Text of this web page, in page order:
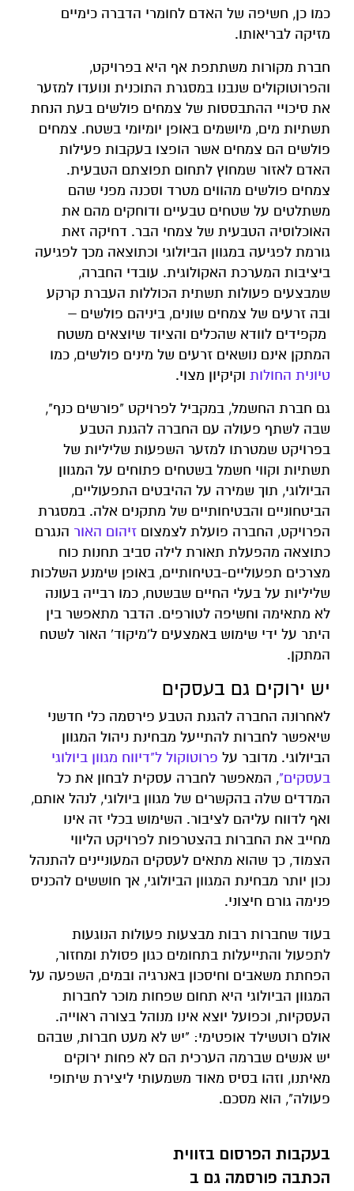
כמו כן, חשיפה של האדם לחומרי הדברה כימיים
מזיקה לבריאותו.
חברת מקורות משתתפת אף היא בפרויקט,
והפרוטוקולים שנבנו במסגרת התוכנית ונועדו למזער
את סיכויי ההתבססות של צמחים פולשים בעת הנחת
תשתיות מים, מיושמים באופן יומיומי בשטח. צמחים
פולשים הם צמחים אשר הופצו בעקבות פעילות
האדם לאזור שמחוץ לתחום תפוצתם הטבעית.
צמחים פולשים מהווים מטרד וסכנה מפני שהם
משתלטים על שטחים טבעיים ודוחקים מהם את
האוכלוסיה הטבעית של צמחי הבר. דחיקה זאת
גורמת לפגיעה במגוון הביולוגי וכתוצאה מכך לפגיעה
ביציבות המערכת האקולוגית. עובדי החברה,
שמבצעים פעולות תשתית הכוללות העברת קרקע
ובה זרעים של צמחים שונים, ביניהם פולשים –
מקפידים לוודא שהכלים והציוד שיוצאים משטח
המתקן אינם נושאים זרעים של מינים פולשים, כמו
טיונית החולות וקיקיון מצוי.
גם חברת החשמל, במקביל לפרויקט "פורשים כנף",
שבה לשתף פעולה עם החברה להגנת הטבע
בפרויקט שמטרתו למזער השפעות שליליות של
תשתיות וקווי חשמל בשטחים פתוחים על המגוון
הביולוגי, תוך שמירה על ההיבטים התפעוליים,
הביטחוניים והבטיחותיים של מתקנים אלה. במסגרת
הפרויקט, החברה פועלת לצמצום זיהום האור הנגרם
כתוצאה מהפעלת תאורת לילה סביב תחנות כוח
מצרכים תפעוליים-בטיחותיים, באופן שימנע השלכות
שליליות על בעלי החיים שבשטח, כמו רבייה בעונה
לא מתאימה וחשיפה לטורפים. הדבר מתאפשר בין
היתר על ידי שימוש באמצעים ל'מיקוד' האור לשטח
המתקן.
יש ירוקים גם בעסקים
לאחרונה החברה להגנת הטבע פירסמה כלי חדשני
שיאפשר לחברות להתייעל מבחינת ניהול המגוון
הביולוגי. מדובר על פרוטוקול ל"דיווח מגוון ביולוגי
בעסקים", המאפשר לחברה עסקית לבחון את כל
המדדים שלה בהקשרים של מגוון ביולוגי, לנהל אותם,
ואף לדווח עליהם לציבור. השימוש בכלי זה אינו
מחייב את החברות בהצטרפות לפרויקט הליווי
הצמוד, כך שהוא מתאים לעסקים המעוניינים להתנהל
נכון יותר מבחינת המגוון הביולוגי, אך חוששים להכניס
פנימה גורם חיצוני.
בעוד שחברות רבות מבצעות פעולות הנוגעות
לתפעול והתייעלות בתחומים כגון פסולת ומחזור,
הפחתת משאבים וחיסכון באנרגיה ובמים, השפעה על
המגוון הביולוגי היא תחום שפחות מוכר לחברות
העסקיות, וכפועל יוצא אינו מנוהל בצורה ראוייה.
אולם רוטשילד אופטימי: "יש לא מעט חברות, שבהם
יש אנשים שברמה הערכית הם לא פחות ירוקים
מאיתנו, וזהו בסיס מאוד משמעותי ליצירת שיתופי
פעולה", הוא מסכם.
בעקבות הפרסום בזווית
הכתבה פורסמה גם ב